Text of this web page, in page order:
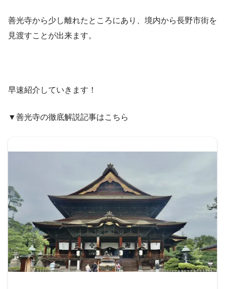
善光寺から少し離れたところにあり、境内から長野市街を
見渡すことが出来ます。
早速紹介していきます！
▼善光寺の徹底解説記事はこちら